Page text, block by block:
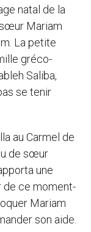
natal de la
Mariam
La petite
gréco-
Saliba,
se tenir
au Carmel de
de sœur
une
de ce moment-
Mariam
son aide.